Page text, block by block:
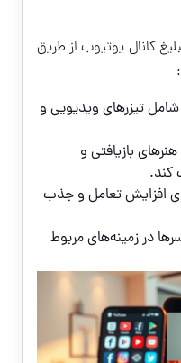
کانال یوتیوب از طریق
تیزرهای ویدیویی و
بازیافتی و
کند.
افزایش تعامل و جذب
در زمینه‌های مربوط